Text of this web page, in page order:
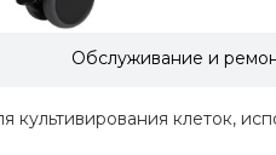
Обслуживание и
культивирования клеток,